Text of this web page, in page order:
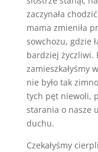
zaczynała
mama zmieniła
sowchozu, gdzie
bardziej życzliwi.
zamieszkałyśmy
nie było tak
tych pęt niewoli,
starania o nasze
duchu.
Czekałyśmy